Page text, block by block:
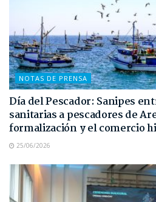
NOTAS DE PRENSA
Día del Pescador: Sanipes
sanitarias a pescadores de
formalización y el comercio
25/06/2026